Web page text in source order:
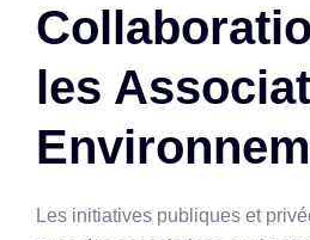
les
Les initiatives publiques et